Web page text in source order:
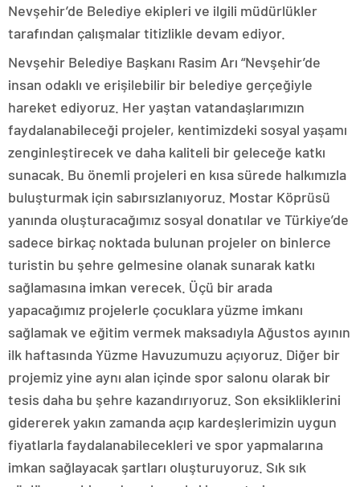
Nevşehir’de Belediye ekipleri ve ilgili müdürlükler
tarafından çalışmalar titizlikle devam ediyor.
Nevşehir Belediye Başkanı Rasim Arı “Nevşehir’de
insan odaklı ve erişilebilir bir belediye gerçeğiyle
hareket ediyoruz. Her yaştan vatandaşlarımızın
faydalanabileceği projeler, kentimizdeki sosyal yaşamı
zenginleştirecek ve daha kaliteli bir geleceğe katkı
sunacak. Bu önemli projeleri en kısa sürede halkımızla
buluşturmak için sabırsızlanıyoruz. Mostar Köprüsü
yanında oluşturacağımız sosyal donatılar ve Türkiye’de
sadece birkaç noktada bulunan projeler on binlerce
turistin bu şehre gelmesine olanak sunarak katkı
sağlamasına imkan verecek. Üçü bir arada
yapacağımız projelerle çocuklara yüzme imkanı
sağlamak ve eğitim vermek maksadıyla Ağustos ayının
ilk haftasında Yüzme Havuzumuzu açıyoruz. Diğer bir
projemiz yine aynı alan içinde spor salonu olarak bir
tesis daha bu şehre kazandırıyoruz. Son eksikliklerini
gidererek yakın zamanda açıp kardeşlerimizin uygun
fiyatlarla faydalanabilecekleri ve spor yapmalarına
imkan sağlayacak şartları oluşturuyoruz. Sık sık